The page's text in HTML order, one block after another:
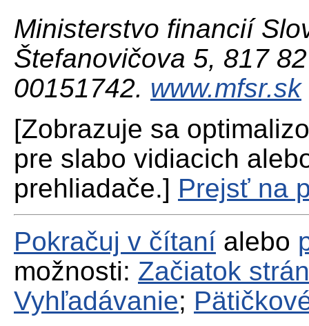
Ministerstvo financií
Štefanovičova 5, 817
00151742. www.mfsr.sk
[Zobrazuje sa
pre slabo vidiacich
prehliadače.] Prejsť na
Pokračuj v čítaní alebo
možnosti: Začiatok
Vyhľadávanie;